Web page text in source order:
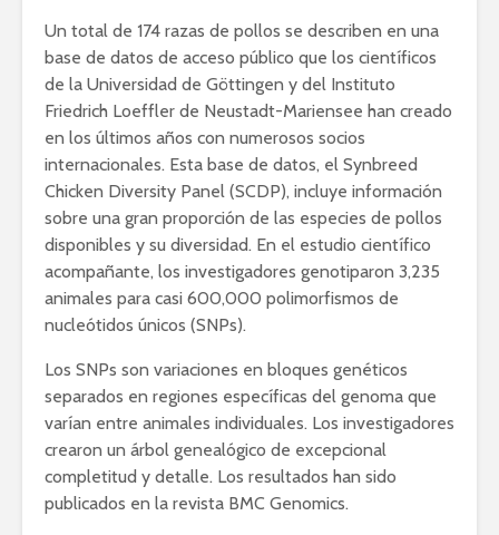
Un total de 174 razas de pollos se describen en una
base de datos de acceso público que los científicos
de la Universidad de Göttingen y del Instituto
Friedrich Loeffler de Neustadt-Mariensee han creado
en los últimos años con numerosos socios
internacionales. Esta base de datos, el Synbreed
Chicken Diversity Panel (SCDP), incluye información
sobre una gran proporción de las especies de pollos
disponibles y su diversidad. En el estudio científico
acompañante, los investigadores genotiparon 3,235
animales para casi 600,000 polimorfismos de
nucleótidos únicos (SNPs).
Los SNPs son variaciones en bloques genéticos
separados en regiones específicas del genoma que
varían entre animales individuales. Los investigadores
crearon un árbol genealógico de excepcional
completitud y detalle. Los resultados han sido
publicados en la revista BMC Genomics.